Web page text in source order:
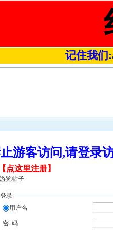
记住我们
止游客访问,请登
【 点这里注册】
览帖子
登录
用户名
密 码